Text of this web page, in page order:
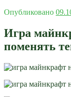
Опубликовано
Игра
поменять